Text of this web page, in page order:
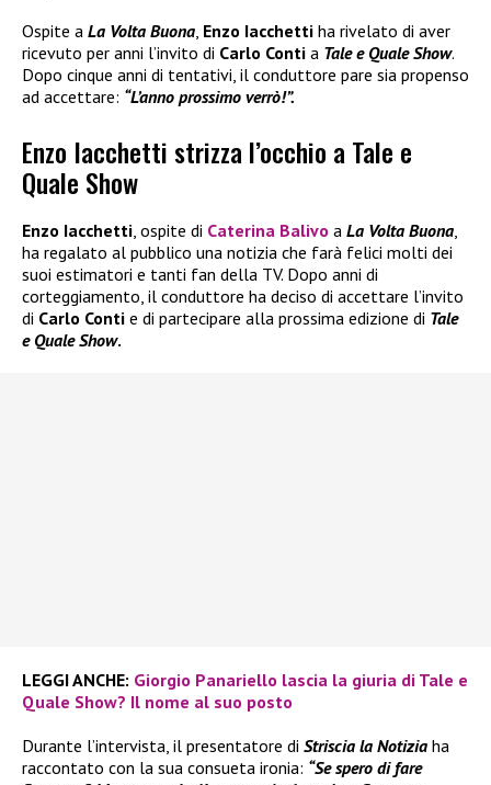
Ospite a La Volta Buona Enzo Iacchetti ha rivelato di aver
ricevuto per anni l’invito di Carlo Conti a Tale e Quale Show.
Dopo cinque anni di tentativi, il conduttore pare sia propenso
ad accettare: “L’anno prossimo verrò!”.
Enzo Iacchetti strizza l’occhio a Tale e
Quale Show
Enzo Iacchetti, ospite di Caterina Balivo a La Volta Buona,
ha regalato al pubblico una notizia che farà felici molti dei
suoi estimatori e tanti fan della TV. Dopo anni di
corteggiamento, il conduttore ha deciso di accettare l’invito
di Carlo Conti e di partecipare alla prossima edizione di Tale
e Quale Show.
LEGGI ANCHE: Giorgio Panariello lascia la giuria di Tale e
Quale Show? Il nome al suo posto
Durante l’intervista, il presentatore di Striscia la Notizia ha
raccontato con la sua consueta ironia: “Se spero di fare